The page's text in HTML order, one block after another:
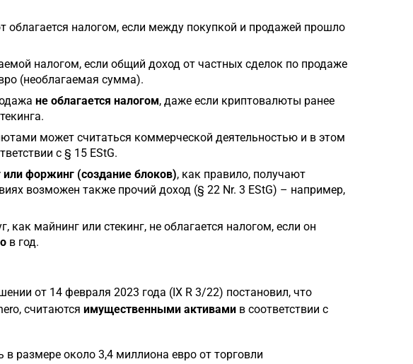
налогом, если между покупкой и продажей прошло
налогом, если общий доход от частных сделок по продаже
(необлагаемая сумма).
не облагается налогом, даже если криптовалюты ранее
может считаться коммерческой деятельностью и в этом
с § 15 EStG.
или форжинг (создание блоков), как правило, получают
возможен также прочий доход (§ 22 Nr. 3 EStG) – например,
как майнинг или стекинг, не облагается налогом, если он
в год.
от 14 февраля 2023 года (IX R 3/22) постановил, что
считаются имущественными активамив соответствии с
размере около 3,4 миллиона евро от торговли